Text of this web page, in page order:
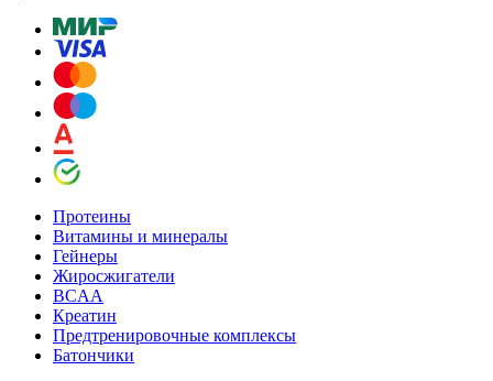
Протеины
Витамины и минералы
Гейнеры
Жиросжигатели
BCAA
Креатин
Предтренировочные комплексы
Батончики